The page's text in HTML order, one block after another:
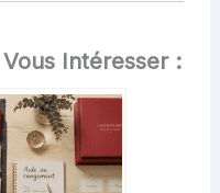
Intéresser :